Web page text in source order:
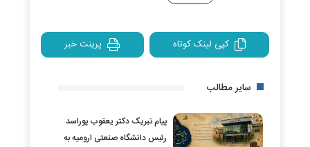
کپی لینک کوتاه پرینت خبر
سایر مطالب
پیام تبریک دکتر یعقوب پوراسد
رئیس دانشگاه صنعتی ارومیه به